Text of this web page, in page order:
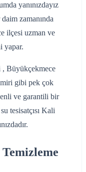
yanınızdayız
zamanında
ilçesi uzman ve
yapar.
Büyükçekmece
gibi pek çok
ve garantili bir
tesisatçısı Kali